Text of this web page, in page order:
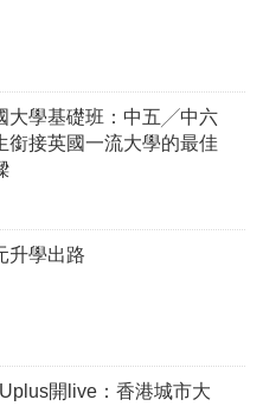
大學基礎班：中五╱中六
銜接英國一流大學的最佳
升學出路
開live：香港城市大